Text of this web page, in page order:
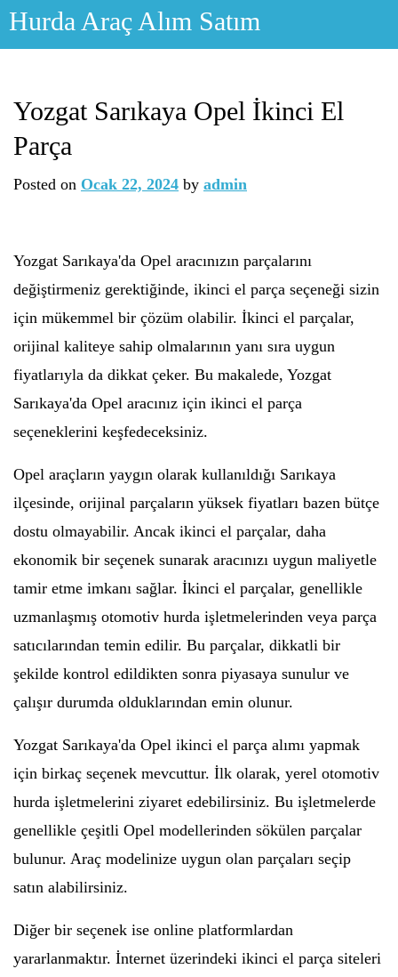
Skip
Hurda Araç Alım Satım
Yozgat Sarıkaya Opel İkinci El
Parça
Posted on Ocak 22, 2024 by admin
Yozgat Sarıkaya'da Opel aracınızın parçalarını
değiştirmeniz gerektiğinde, ikinci el parça seçeneği sizin
için mükemmel bir çözüm olabilir. İkinci el parçalar,
orijinal kaliteye sahip olmalarının yanı sıra uygun
fiyatlarıyla da dikkat çeker. Bu makalede, Yozgat
Sarıkaya'da Opel aracınız için ikinci el parça
seçeneklerini keşfedeceksiniz.
Opel araçların yaygın olarak kullanıldığı Sarıkaya
ilçesinde, orijinal parçaların yüksek fiyatları bazen bütçe
dostu olmayabilir. Ancak ikinci el parçalar, daha
ekonomik bir seçenek sunarak aracınızı uygun maliyetle
tamir etme imkanı sağlar. İkinci el parçalar, genellikle
uzmanlaşmış otomotiv hurda işletmelerinden veya parça
satıcılarından temin edilir. Bu parçalar, dikkatli bir
şekilde kontrol edildikten sonra piyasaya sunulur ve
çalışır durumda olduklarından emin olunur.
Yozgat Sarıkaya'da Opel ikinci el parça alımı yapmak
için birkaç seçenek mevcuttur. İlk olarak, yerel otomotiv
hurda işletmelerini ziyaret edebilirsiniz. Bu işletmelerde
genellikle çeşitli Opel modellerinden sökülen parçalar
bulunur. Araç modelinize uygun olan parçaları seçip
satın alabilirsiniz.
Diğer bir seçenek ise online platformlardan
yararlanmaktır. İnternet üzerindeki ikinci el parça siteleri